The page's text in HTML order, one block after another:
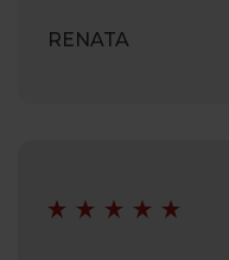
RENATA